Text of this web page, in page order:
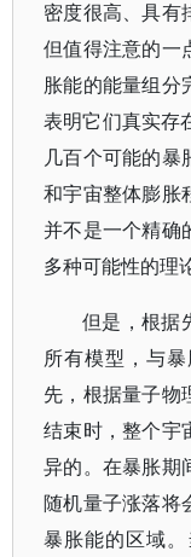
密度很高、具有
但值得注意的一
胀能的能量组分
表明它们真实存
几百个可能的暴
和宇宙整体膨胀
并不是一个精确
多种可能性的理
但是，根据
所有模型，与
先，根据量子物
结束时，整个宇
异的。在暴胀期
随机量子涨落将
暴胀能的区域